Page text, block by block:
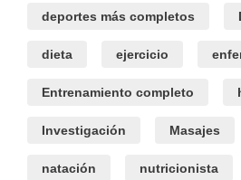
deportes más completos
dieta ejercicio
Entrenamiento completo
Investigación Masajes
natación nutricionista